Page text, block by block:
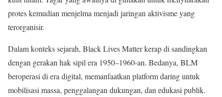
protes kemudian menjelma menjadi jaringan aktivisme yang
terorganisir.
Dalam konteks sejarah, Black Lives Matter kerap di sandingkan
dengan gerakan hak sipil era 1950–1960-an. Bedanya, BLM
beroperasi di era digital, memanfaatkan platform daring untuk
mobilisasi massa, penggalangan dukungan, dan edukasi publik.